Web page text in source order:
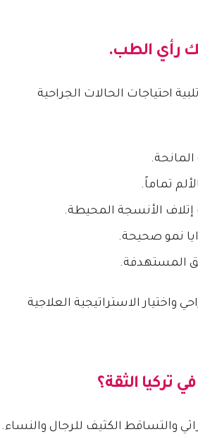
رأي الطب.
احتياجات الحالات الجراحية
تماماً.
إتلاف الأنسجة المحيطة.
نمو صحيحة.
المستهدفة.
واختيار الاستراتيجية العلاجية
تركيا الثقة؟
والتساقط الكثيف للرجال والنساء.